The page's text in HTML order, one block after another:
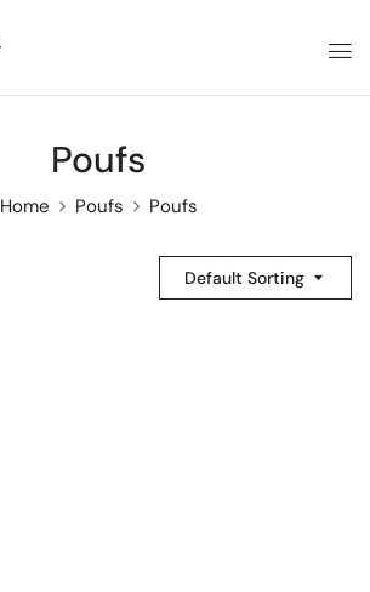
Poufs
Home Poufs Poufs
Default Sorting